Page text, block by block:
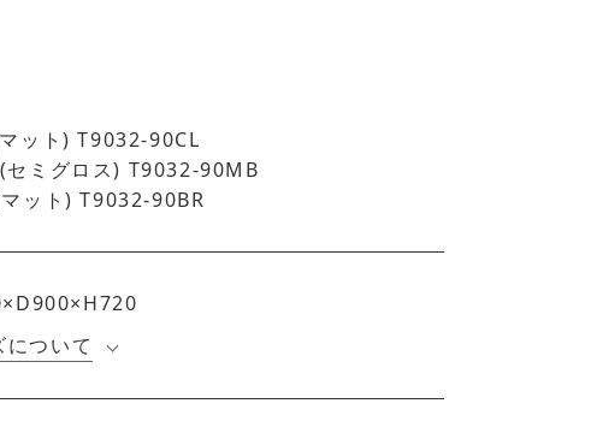
ット) T9032-90CL
セミグロス) T9032-90MB
ット) T9032-90BR
について